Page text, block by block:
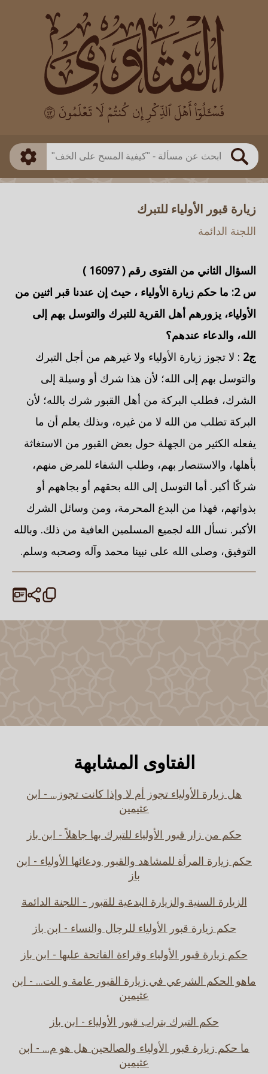
بحث
العالم
بن باز
بن العثيمين
اللجنة الدائمة
طريقة البحث
ذكي
زيارة قبور الأولياء للتبرك
اللجنة الدائمة
السؤال الثاني من الفتوى رقم (16097
)
س 2: ما حكم
زيارة الأولياء ، حيث إن عندنا قبر اثنين من
الأولياء، يزورهم أهل القرية للتبرك والتوسل بهم إلى
الله، والدعاء عندهم؟
ج2
: لا تجوز زيارة الأولياء ولا غيرهم من أجل التبرك
والتوسل بهم إلى الله؛ لأن هذا شرك أو وسيلة إلى
الشرك، فطلب البركة من أهل القبور شرك بالله؛ لأن
البركة تطلب من الله لا من غيره، وبذلك يعلم أن ما
يفعله الكثير من الجهلة حول بعض القبور من الاستغاثة
بأهلها، والاستنصار بهم، وطلب الشفاء للمرض منهم،
شركًا أكبر. أما التوسل إلى الله بحقهم أو بجاههم أو
بذواتهم، فهذا من البدع المحرمة، ومن وسائل الشرك
الأكبر. نسأل الله لجميع المسلمين العافية من ذلك. وبالله
التوفيق، وصلى الله على نبينا محمد وآله وصحبه وسلم.
الفتاوى المشابهة
هل زيارة الأولياء تجوز أم لا وإذا كانت تجوز... - ابن
عثيمين
حكم من زار قبور الأولياء للتبرك بها جاهلاً - ابن باز
حكم زيارة المرأة للمشاهد والقبور ودعائها الأولياء - ابن
باز
الزيارة السنية والزيارة البدعية للقبور - اللجنة الدائمة
حكم زيارة قبور الأولياء للرجال والنساء - ابن باز
حكم زيارة قبور الأولياء وقراءة الفاتحة عليها - ابن باز
ماهو الحكم الشرعي في زيارة القبور عامة و الت... - ابن
عثيمين
حكم التبرك بتراب قبور الأولياء - ابن باز
ما حكم زيارة قبور الأولياء والصالحين هل هو م... - ابن
عثيمين